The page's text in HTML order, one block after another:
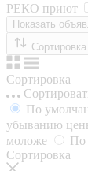
РЕКО приют
Показать
Сортировка
Сортировка
По
убыванию
моложе
По
Сортировка